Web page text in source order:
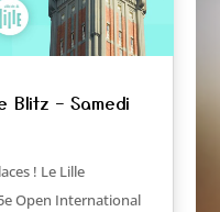
Blitz – Samedi
! Le Lille
Open International